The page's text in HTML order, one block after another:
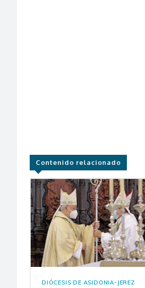
Contenido relacionado
DIÓCESIS DE ASIDONIA-JEREZ